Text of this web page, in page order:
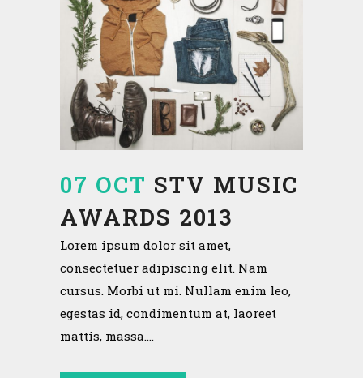
07 OCT STV MUSIC
AWARDS 2013
Lorem ipsum dolor sit amet,
consectetuer adipiscing elit. Nam
cursus. Morbi ut mi. Nullam enim leo,
egestas id, condimentum at, laoreet
mattis, massa....